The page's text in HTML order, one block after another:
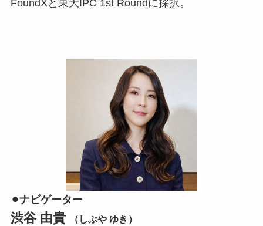
FoundXと東大IPC 1st Roundに採択。
⚫︎ナビゲーター
渋谷 由貴
（しぶや ゆき）